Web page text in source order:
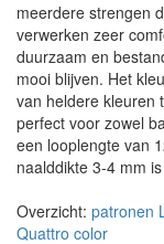
meerdere strengen
verwerken zeer
duurzaam en
mooi blijven. Het
van heldere kleuren
perfect voor zowel
een looplengte van
naalddikte 3-4 mm
Overzicht: patronen
Quattro color